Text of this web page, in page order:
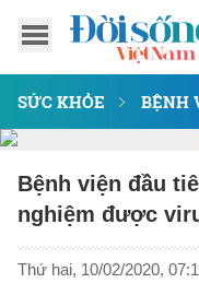
SỨC KHỎE BỆNH
Bệnh viện đầu
nghiệm được
Thứ hai, 10/02/2020,